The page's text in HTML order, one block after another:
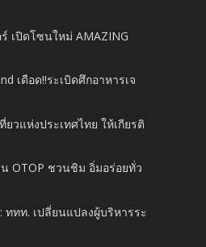
ร์ เปิดโซนใหม่ AMAZING
เดือด!!ระเบิดศึกอาหารเจ
ยวแห่งประเทศไทย ให้เกียรติ
OTOP ชวนชิม อิ่มอร่อยทั่ว
ททท. เปลี่ยนแปลงผู้บริหารระ